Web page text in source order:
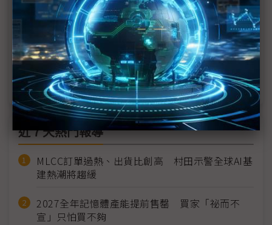
Google攜手SpaceX布局軌道AI運算 太空資料中心
競賽起跑
低軌衛星需求爆發 意法半導體上修太空晶片營收目
標
近７天熱門報導
MLCC訂單過熱、出貨比創高 村田示警全球AI基
建熱潮將趨緩
2027全年記憶體產能提前售罄 買家「祕而不
宣」只怕買不夠